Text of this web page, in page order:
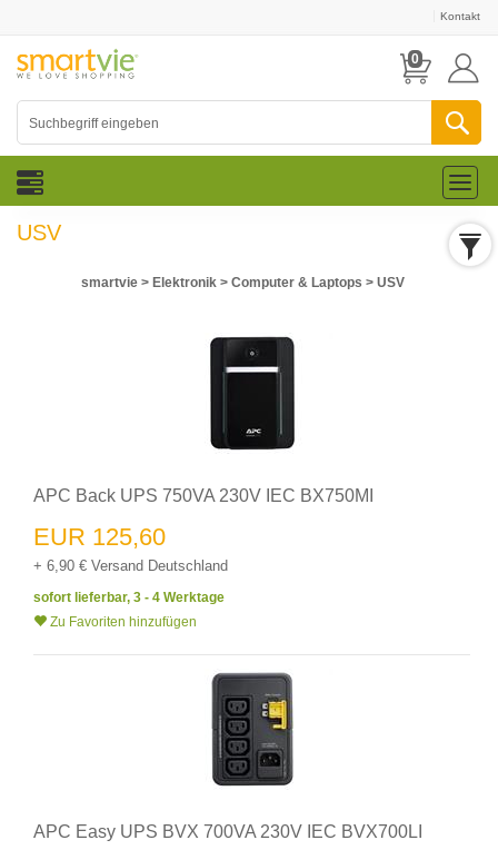
Kontakt
0
USV
smartvie> Elektronik> Computer & Laptops > USV
APC Back UPS 750VA 230V IEC BX750MI
EUR 125,60
+ 6,90 € Versand Deutschland
sofort lieferbar, 3 - 4 Werktage
Zu Favoriten hinzufügen
APC Easy UPS BVX 700VA 230V IEC BVX700LI